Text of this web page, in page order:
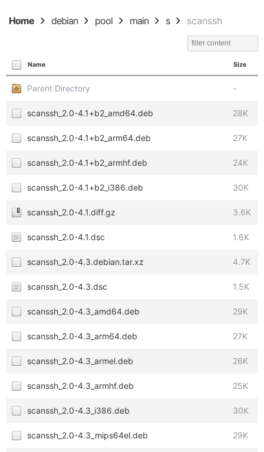
Home debian pool main s scanssh
Name Size
Parent Directory -
scanssh_2.0-4.1+b2_amd64.deb 28K
scanssh_2.0-4.1+b2_arm64.deb 27K
scanssh_2.0-4.1+b2_armhf.deb 24K
scanssh_2.0-4.1+b2_i386.deb 30K
scanssh_2.0-4.1.diff.gz 3.6K
scanssh_2.0-4.1.dsc 1.6K
scanssh_2.0-4.3.debian.tar.xz 4.7K
scanssh_2.0-4.3.dsc 1.5K
scanssh_2.0-4.3_amd64.deb 29K
scanssh_2.0-4.3_arm64.deb 27K
scanssh_2.0-4.3_armel.deb 26K
scanssh_2.0-4.3_armhf.deb 25K
scanssh_2.0-4.3_i386.deb 30K
scanssh_2.0-4.3_mips64el.deb 29K